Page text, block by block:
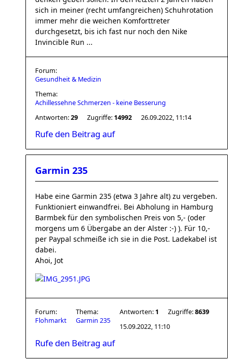
sich in meiner (recht umfangreichen) Schuhrotation
immer mehr die weichen Komforttreter
durchgesetzt, bis ich fast nur noch den Nike
Invincible Run ...
Forum:
Gesundheit & Medizin
Thema:
Achillessehne Schmerzen - keine Besserung
Antworten:29 Zugriffe: 14992 26.09.2022, 11:14
Rufe den Beitrag auf
Garmin 235
Habe eine Garmin 235 (etwa 3 Jahre alt) zu vergeben.
Funktioniert einwandfrei. Bei Abholung in Hamburg
Barmbek für den symbolischen Preis von 5,- (oder
morgens um 6 Übergabe an der Alster :-) ). Für 10,-
per Paypal schmeiße ich sie in die Post. Ladekabel ist
dabei.
Ahoi, Jot
Forum:
Flohmarkt
Thema:
Garmin 235
Antworten: 1 Zugriffe:8639
15.09.2022, 11:10
Rufe den Beitrag auf